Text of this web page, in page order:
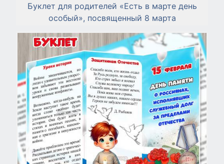
Буклет для родителей «Есть в марте день
особый», посвященный 8 марта